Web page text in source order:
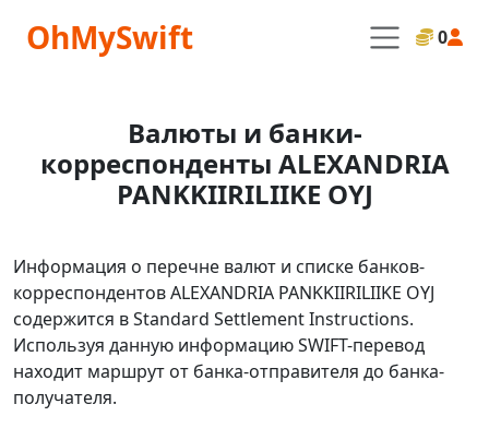
OhMySwift 0
Валюты и банки-
корреспонденты ALEXANDRIA
PANKKIIRILIIKE OYJ
Информация о перечне валют и списке банков-
корреспондентов ALEXANDRIA PANKKIIRILIIKE OYJ
содержится в Standard Settlement Instructions.
Используя данную информацию SWIFT-перевод
находит маршрут от банка-отправителя до банка-
получателя.